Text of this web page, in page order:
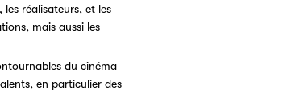
les réalisateurs, et les
mais aussi les
du cinéma
en particulier des